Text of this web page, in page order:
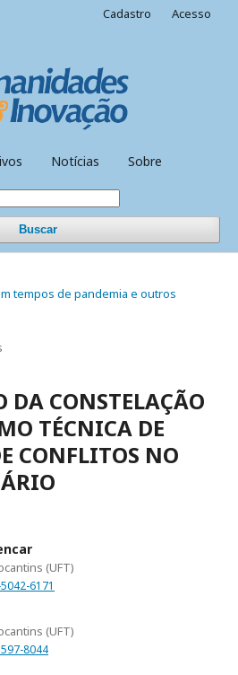
Notícias Sobre
Buscar
Cadastro Acesso
tempos de pandemia e outros
CONSTELAÇÃO
TÉCNICA DE
CONFLITOS NO
(UFT)
6171
(UFT)
8044